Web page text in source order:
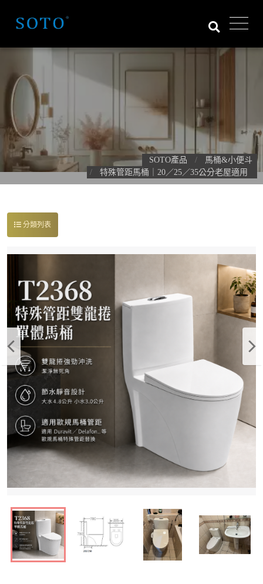
SOTO產品
馬桶&小便斗
特殊管距馬桶｜20／25／35公分老屋適用
分類列表